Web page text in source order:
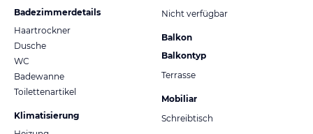
Badezimmerdetails
Haartrockner
Dusche
WC
Badewanne
Toilettenartikel
Klimatisierung
Nicht verfügbar
Balkon
Balkontyp
Terrasse
Mobiliar
Schreibtisch